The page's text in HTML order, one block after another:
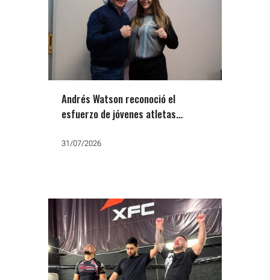
Andrés Watson reconoció el
esfuerzo de jóvenes atletas
Ludmila Guisasola
31/07/2026